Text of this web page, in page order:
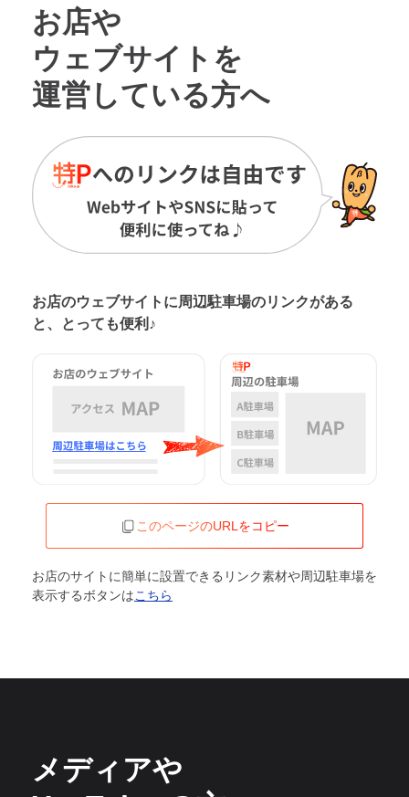
お店や
ウェブサイトを
運営している方へ
お店のウェブサイトに周辺駐車場のリンクがある
と、とっても便利♪
このページのURLをコピー
お店のサイトに簡単に設置できるリンク素材や周辺駐車場を
表示するボタンはこちら
メディアや